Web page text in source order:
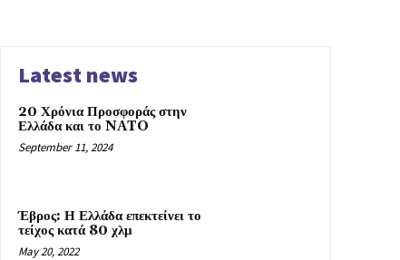
Latest news
20 Χρόνια Προσφοράς στην
Ελλάδα και το NATO
September 11, 2024
Έβρος: Η Ελλάδα επεκτείνει το
τείχος κατά 80 χλμ
May 20, 2022